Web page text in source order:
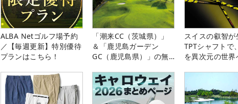
ALBA Netゴルフ場予約
／【毎週更新】特別優待
プランはこちら！
「潮来CC（茨城県）」
＆「鹿児島ガーデン
GC（鹿児島県）」の無
スイスの叡智
TPTシャフトで
を異次元の世界